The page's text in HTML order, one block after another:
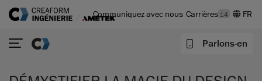
Communiquez avec nous Carrières 14
Parlons-en